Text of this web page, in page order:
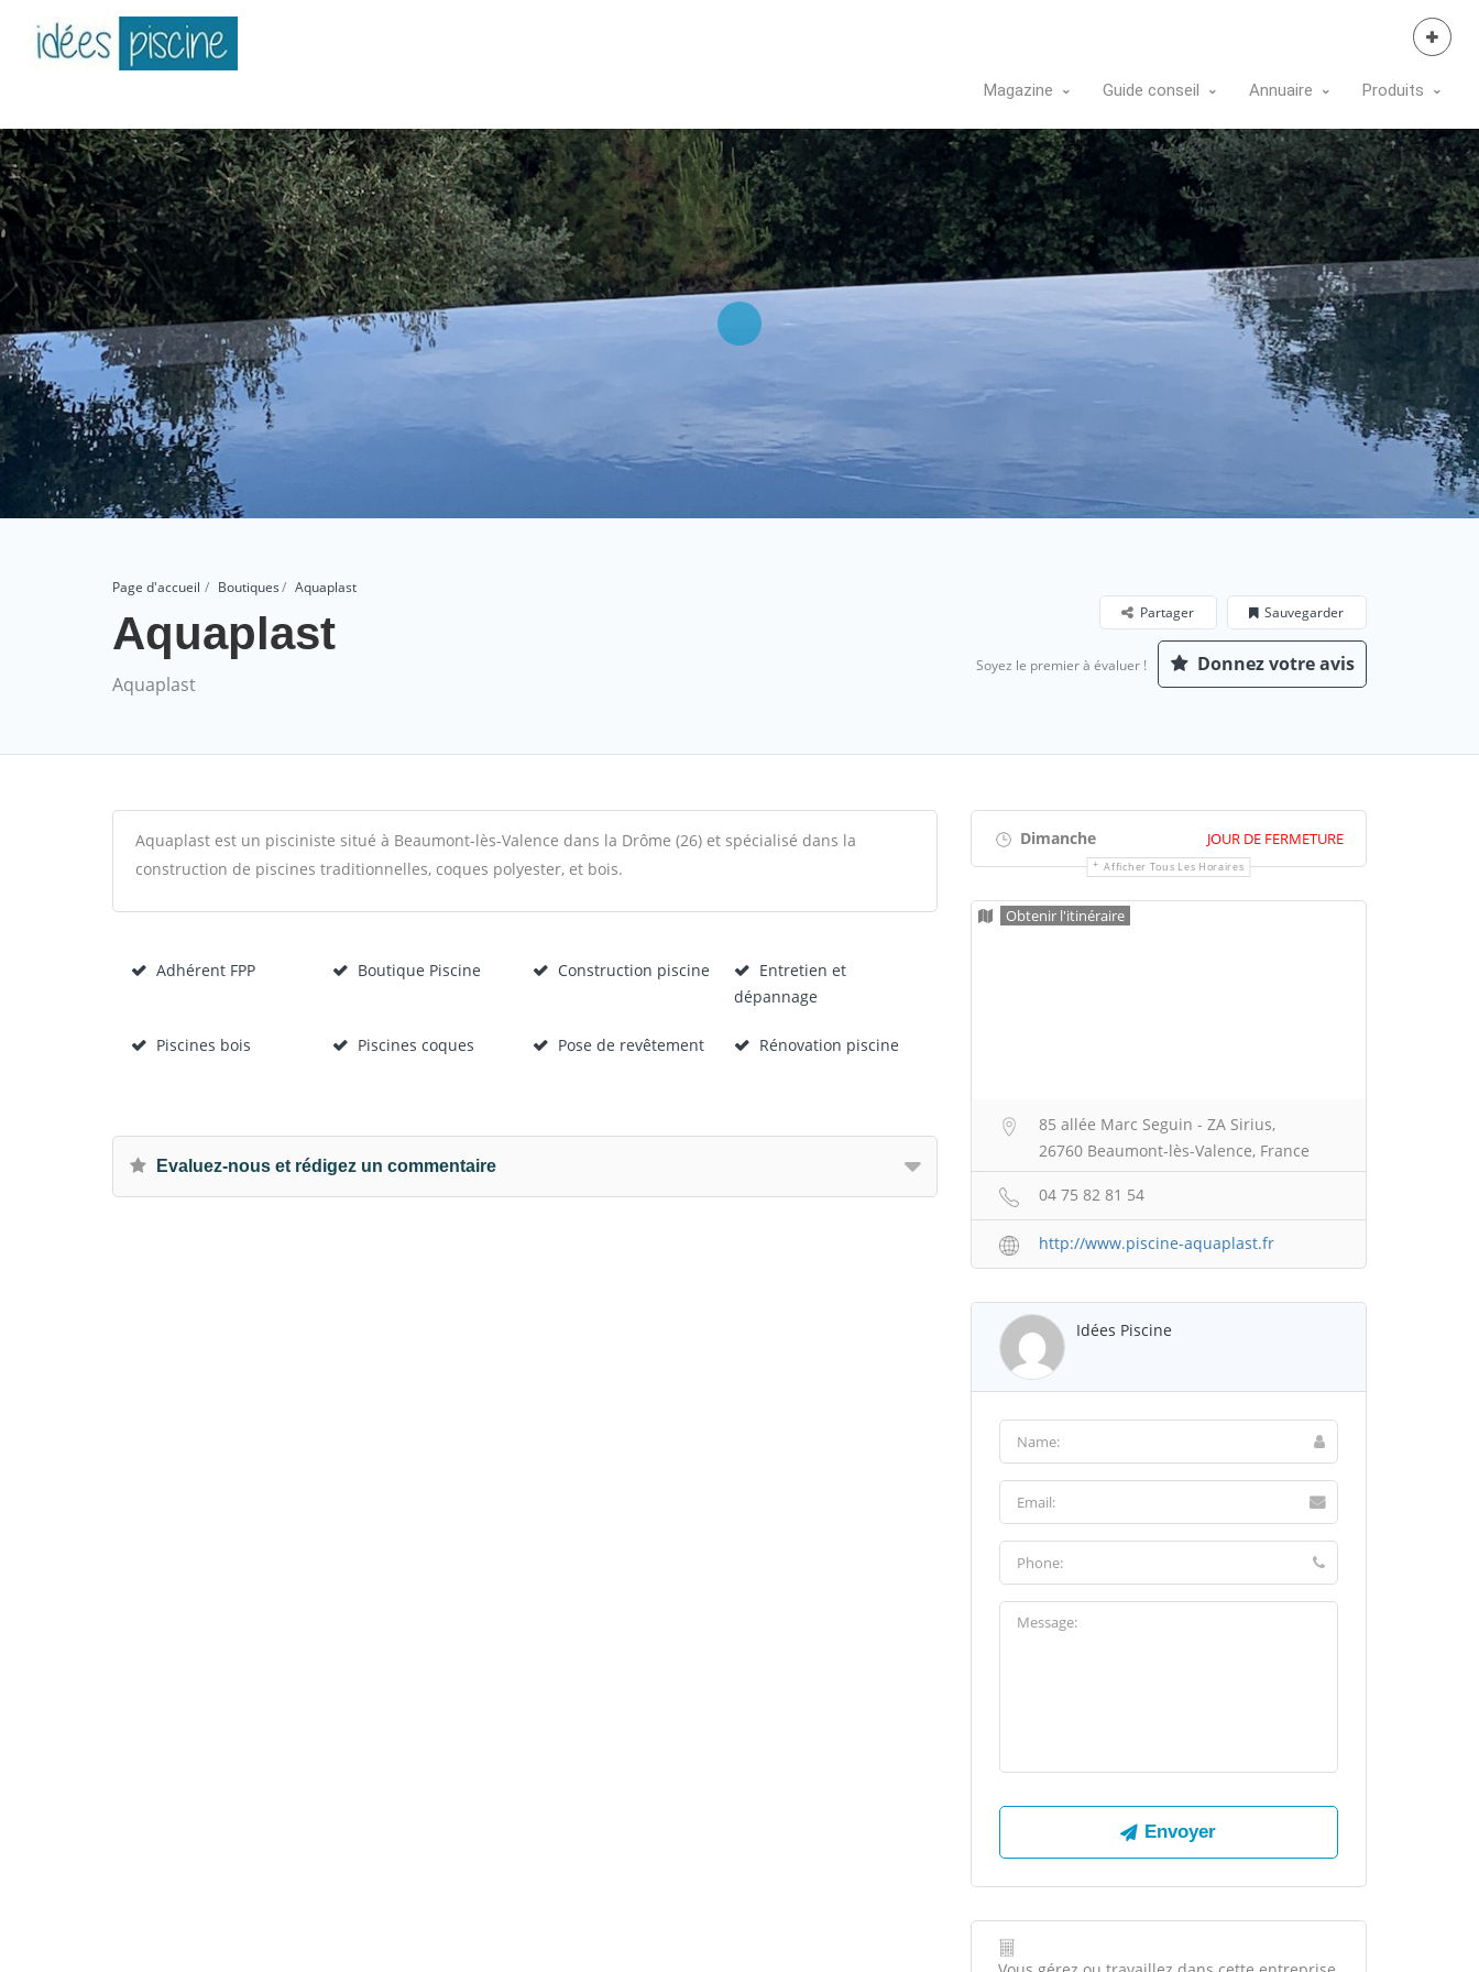
Magazine Guide conseil Annuaire Produits
Page d'accueil Boutiques Aquaplast
Aquaplast
Aquaplast
Sauvegarder
Partager
Soyez le premier à évaluer ! Donnez votre avis
Aquaplast est un pisciniste situé à Beaumont-lès-Valence dans la Drôme (26) et spécialisé dans la
construction de piscines traditionnelles, coques polyester, et bois.
Adhérent FPP Boutique Piscine Construction piscine
Entretien et
dépannage
Piscines bois Piscines coques Pose de revêtement Rénovation piscine
Evaluez-nous et rédigez un commentaire
Dimanche JOUR DE FERMETURE
Afficher Tous Les Horaires
Obtenir l'itinéraire
85 allée Marc Seguin - ZA Sirius,
26760 Beaumont-lès-Valence, France
04 75 82 81 54
http://www.piscine-aquaplast.fr
Idées Piscine